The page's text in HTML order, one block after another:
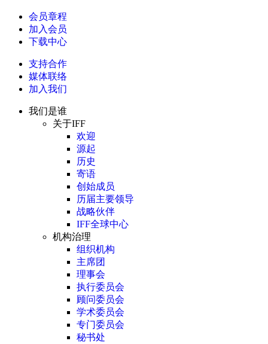
会员章程
加入会员
下载中心
支持合作
媒体联络
加入我们
我们是谁
关于IFF
欢迎
源起
历史
寄语
创始成员
历届主要领导
战略伙伴
IFF全球中心
机构治理
组织机构
主席团
理事会
执行委员会
顾问委员会
学术委员会
专门委员会
秘书处